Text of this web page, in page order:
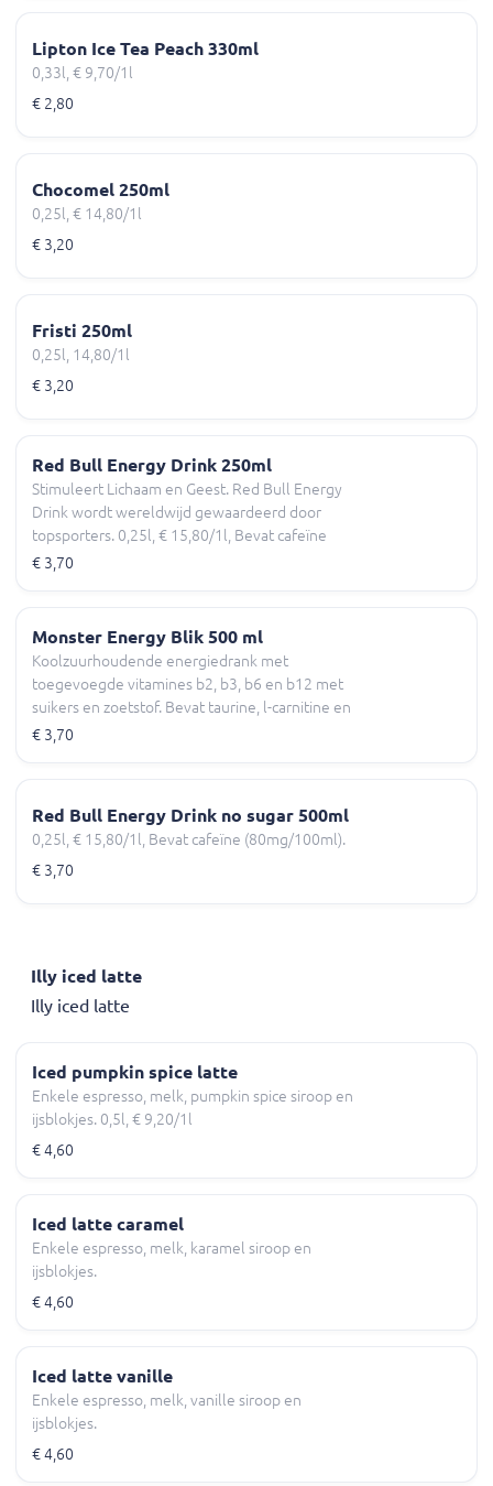
Lipton Ice Tea Peach 330ml
0,33l, € 9,70/1l
€ 2,80
Chocomel 250ml
0,25l, € 14,80/1l
€ 3,20
Fristi 250ml
0,25l, 14,80/1l
€ 3,20
Red Bull Energy Drink 250ml
Stimuleert Lichaam en Geest. Red Bull Energy
Drink wordt wereldwijd gewaardeerd door
topsporters. 0,25l, € 15,80/1l, Bevat cafeïne
(80mg/100ml).
€ 3,70
Monster Energy Blik 500 ml
Koolzuurhoudende energiedrank met
toegevoegde vitamines b2, b3, b6 en b12 met
suikers en zoetstof. Bevat taurine, l-carnitine en
ginseng. 500ml, € 7,90/1l
€ 3,70
Red Bull Energy Drink no sugar 500ml
0,25l, € 15,80/1l, Bevat cafeïne (80mg/100ml).
€ 3,70
Illy iced latte
Illy iced latte
Iced pumpkin spice latte
Enkele espresso, melk, pumpkin spice siroop en
ijsblokjes. 0,5l, € 9,20/1l
€ 4,60
Iced latte caramel
Enkele espresso, melk, karamel siroop en
ijsblokjes.
€ 4,60
Iced latte vanille
Enkele espresso, melk, vanille siroop en
ijsblokjes.
€ 4,60